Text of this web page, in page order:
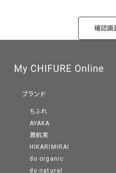
ブランド
ちふれ
AYAKA
潤肌実
HIKARIMIRAI
do organic
do natural